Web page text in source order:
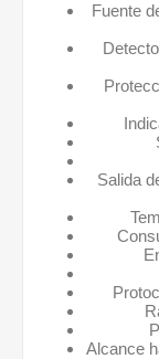
Fuente
Salida
Alcance